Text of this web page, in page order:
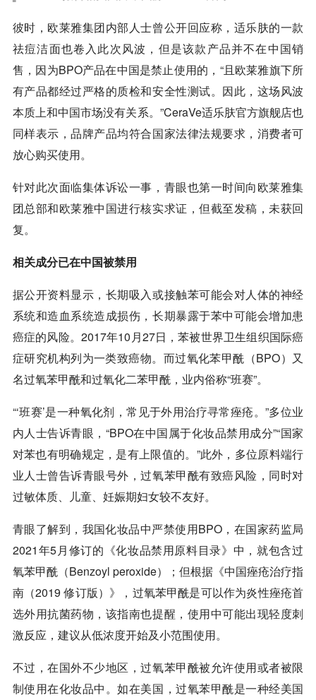
彼时，欧莱雅集团内部人士曾公开回应称，适乐肤的一款
祛痘洁面也卷入此次风波，但是该款产品并不在中国销
售，因为BPO产品在中国是禁止使用的，“且欧莱雅旗下所
有产品都经过严格的质检和安全性测试。因此，这场风波
本质上和中国市场没有关系。”CeraVe适乐肤官方旗舰店也
同样表示，品牌产品均符合国家法律法规要求，消费者可
放心购买使用。
针对此次面临集体诉讼一事，青眼也第一时间向欧莱雅集
团总部和欧莱雅中国进行核实求证，但截至发稿，未获回
复。
相关成分已在中国被禁用
据公开资料显示，长期吸入或接触苯可能会对人体的神经
系统和造血系统造成损伤，长期暴露于苯中可能会增加患
癌症的风险。2017年10月27日，苯被世界卫生组织国际癌
症研究机构列为一类致癌物。而过氧化苯甲酰（BPO）又
名过氧苯甲酰和过氧化二苯甲酰，业内俗称“班赛”。
“‘班赛’是一种氧化剂，常见于外用治疗寻常痤疮。”多位业
内人士告诉青眼，“BPO在中国属于化妆品禁用成分”“国家
对苯也有明确规定，是有上限值的。”此外，多位原料端行
业人士曾告诉青眼号外，过氧苯甲酰有致癌风险，同时对
过敏体质、儿童、妊娠期妇女较不友好。
青眼了解到，我国化妆品中严禁使用BPO，在国家药监局
2021年5月修订的《化妆品禁用原料目录》中，就包含过
氧苯甲酰（Benzoyl peroxide）；但根据《中国痤疮治疗指
南（2019 修订版）》，过氧苯甲酰是可以作为炎性痤疮首
选外用抗菌药物，该指南也提醒，使用中可能出现轻度刺
激反应，建议从低浓度开始及小范围使用。
不过，在国外不少地区，过氧苯甲酰被允许使用或者被限
制使用在化妆品中。如在美国，过氧苯甲酰是一种经美国